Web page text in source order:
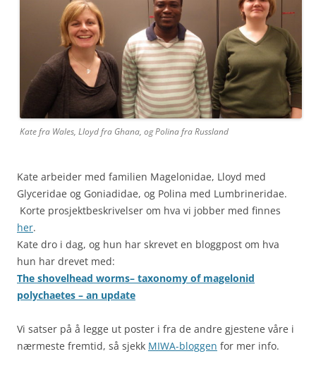
Kate fra Wales, Lloyd fra Ghana, og Polina fra Russland
Kate arbeider med familien Magelonidae, Lloyd med
Glyceridae og Goniadidae, og Polina med Lumbrineridae.
Korte prosjektbeskrivelser om hva vi jobber med finnes
her.
Kate dro i dag, og hun har skrevet en bloggpost om hva
hun har drevet med:
The shovelhead worms– taxonomy of magelonid
polychaetes – an update
Vi satser på å legge ut poster i fra de andre gjestene våre i
nærmeste fremtid, så sjekk MIWA-bloggen for mer info.